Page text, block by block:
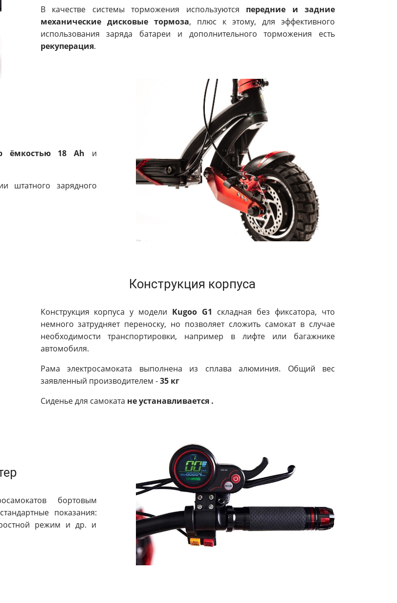
В качестве системы торможения используются передние и задние
механические дисковые тормоза, плюс к этому, для эффективного
использования заряда батареи и дополнительного торможения есть
рекуперация.
ёмкостью 18 Ah и
штатного зарядного
Конструкция корпуса
Конструкция корпуса у модели Kugoo G1 складная без фиксатора, что
немного затрудняет переноску, но позволяет сложить самокат в случае
необходимости транспортировки, например в лифте или багажнике
автомобиля.
Рама электросамоката выполнена из сплава алюминия. Общий вес
заявленный производителем -35 кг
Сиденье для самоката не устанавливается .
бортовым
показания:
режим и др. и